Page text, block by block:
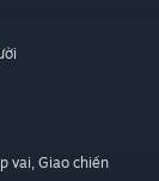
vai, Giao chiến